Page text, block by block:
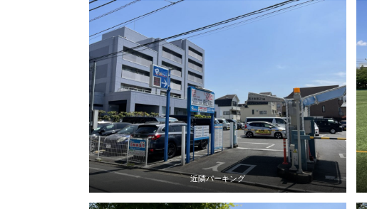
近隣パーキング